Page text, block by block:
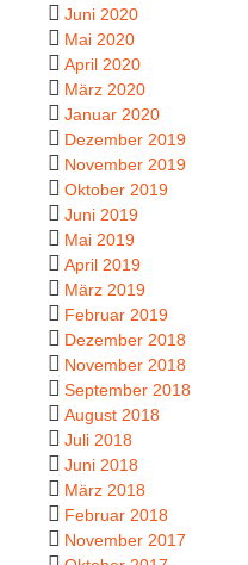
Juni 2020
Mai 2020
April 2020
März 2020
Januar 2020
Dezember 2019
November 2019
Oktober 2019
Juni 2019
Mai 2019
April 2019
März 2019
Februar 2019
Dezember 2018
November 2018
September 2018
August 2018
Juli 2018
Juni 2018
März 2018
Februar 2018
November 2017